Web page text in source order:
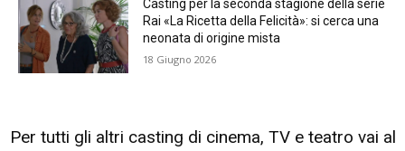
Casting per la seconda stagione della serie
Rai «La Ricetta della Felicità»: si cerca una
neonata di origine mista
18 Giugno 2026
Per tutti gli altri casting di cinema, TV e teatro vai al